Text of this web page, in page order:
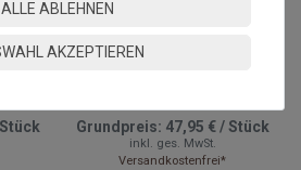
Stück Grundpreis: 47,95 €/Stück
inkl. ges. MwSt.
Versandkostenfrei*
ALLE ABLEHNEN
AKZEPTIEREN